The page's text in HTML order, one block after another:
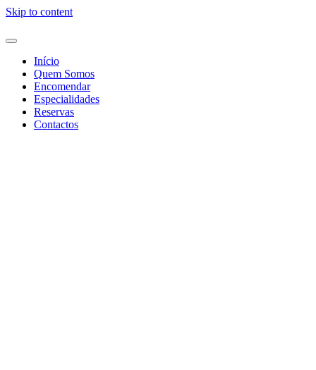
Skip to content
Início
Quem Somos
Encomendar
Especialidades
Reservas
Contactos